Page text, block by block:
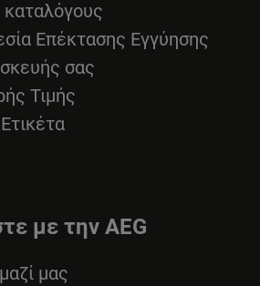
Επέκτασης Εγγύησης
σας
Τιμής
με την AEG
μας